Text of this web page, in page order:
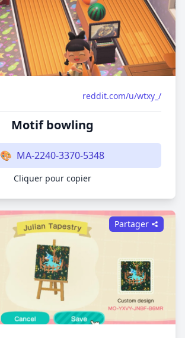
reddit.com/u/wtxy_/
Motif bowling
🎨 MA-2240-3370-5348
Cliquer pour copier
Partager